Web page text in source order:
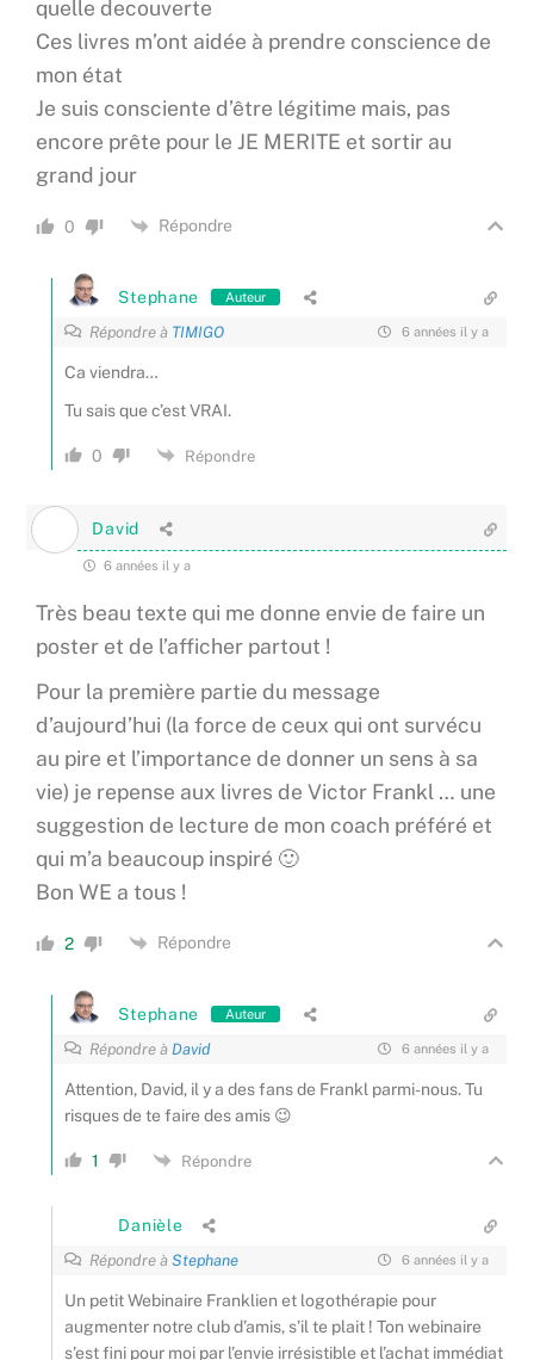
quelle decouverte
Ces livres m’ont aidée à prendre conscience de
mon état
Je suis consciente d’être légitime mais, pas
encore prête pour le JE MERITE et sortir au
grand jour
0 Répondre
Stephane Auteur
Répondre à TIMIGO 6 années il y a
Ca viendra…
Tu sais que c’est VRAI.
0 Répondre
David
6 années il y a
Très beau texte qui me donne envie de faire un
poster et de l’afficher partout !
Pour la première partie du message
d’aujourd’hui (la force de ceux qui ont survécu
au pire et l’importance de donner un sens à sa
vie) je repense aux livres de Victor Frankl … une
suggestion de lecture de mon coach préféré et
qui m’a beaucoup inspiré 🙂
Bon WE a tous !
2 Répondre
Stephane Auteur
Répondre à David 6 années il y a
Attention, David, il y a des fans de Frankl parmi-nous. Tu
risques de te faire des amis 😉
1 Répondre
Danièle
Répondre àStephane 6 années il y a
Un petit Webinaire Franklien et logothérapie pour
augmenter notre club d’amis, s’il te plait ! Ton webinaire
s’est fini pour moi par l’envie irrésistible et l’achat immédiat